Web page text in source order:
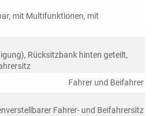
mit Multifunktionen, mit
Rücksitzbank hinten geteilt,
Fahrer und Beifahrer
Fahrer- und Beifahrersitz